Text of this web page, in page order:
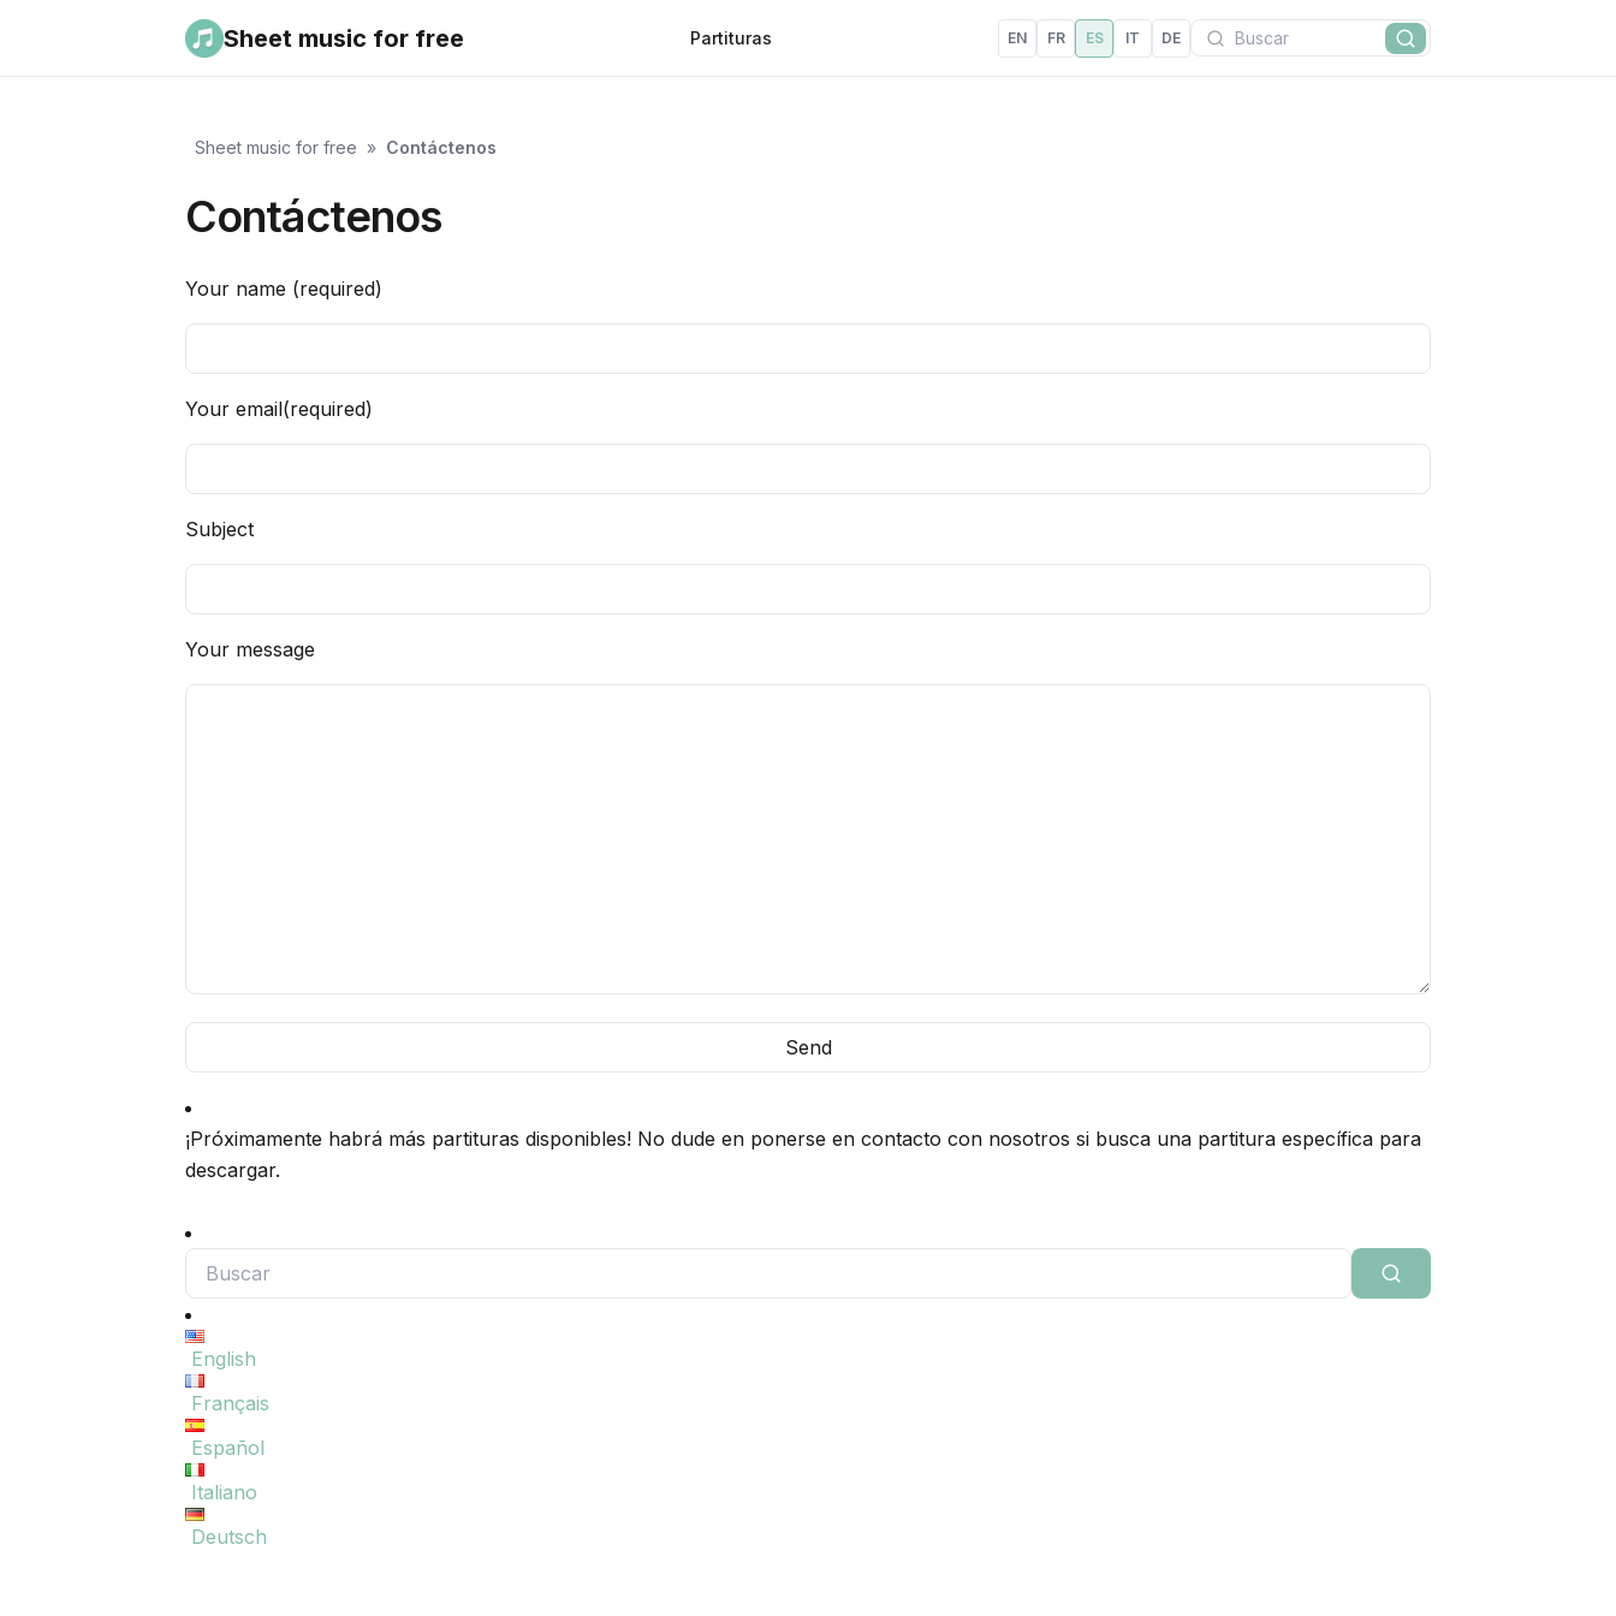
Sheet music for free Partituras EN FR ES IT DE Buscar
Buscar
Sheet music for free » Contáctenos
Contáctenos
Your name (required)
Your email(required)
Subject
Your message
¡Próximamente habrá más partituras disponibles! No dude en ponerse en contacto con nosotros si busca una partitura específica para
descargar.
Buscar
Buscar
English
Français
Español
Italiano
Deutsch